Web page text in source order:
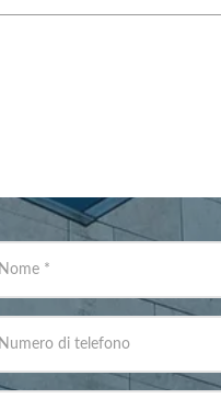
Nome *
Numero di telefono